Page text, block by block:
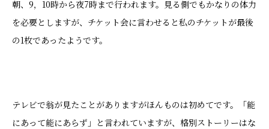
朝、9，10時から夜7時まで行われます。見る側でもかなりの体力
を必要としますが、チケット会に言わせると私のチケットが最後
の1枚であったようです。
テレビで翁が見たことがありますがほんものは初めてです。「能
にあって能にあらず」と言われていますが、格別ストーリーはな